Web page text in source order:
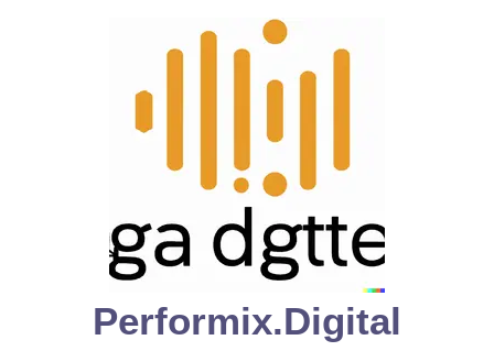
Performix.digital